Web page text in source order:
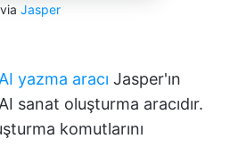
via Jasper
AI yazma aracı Jasper'ın
sanat oluşturma aracıdır.
komutlarını